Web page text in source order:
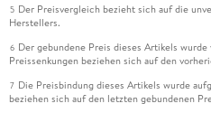
5 Der Preisvergleich bezieht sich auf die
Herstellers.
6 Der gebundene Preis dieses Artikels wurde
Preissenkungen beziehen sich auf den
7 Die Preisbindung dieses Artikels wurde
beziehen sich auf den letzten gebundenen